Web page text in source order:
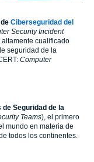
Ciberseguridad del
Security Incident
cualificado
seguridad de la
Computer
de Seguridad de la
Teams), el primero
mundo en materia de
todos los continentes.